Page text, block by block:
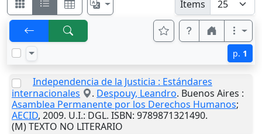
Ítems
p. 1
Independencia de la Justicia : Estándares
internacionales
. Despouy, Leandro. Buenos Aires :
Asamblea Permanente por los Derechos Humanos;
AECID, 2009. U.I.: DGL. ISBN: 9789871321490.
(M) TEXTO NO LITERARIO